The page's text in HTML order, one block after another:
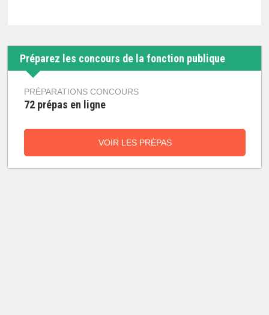
Préparez les concours de la fonction publique
PRÉPARATIONS CONCOURS
72 prépas en ligne
VOIR LES PRÉPAS